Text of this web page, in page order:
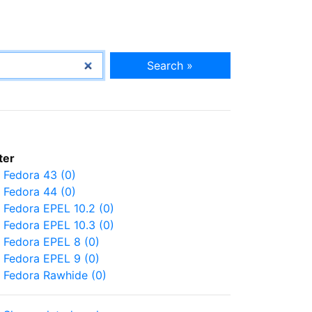
Search »
Fedora 43 (0)
Fedora 44 (0)
Fedora EPEL 10.2 (0)
Fedora EPEL 10.3 (0)
Fedora EPEL 8 (0)
Fedora EPEL 9 (0)
Fedora Rawhide (0)